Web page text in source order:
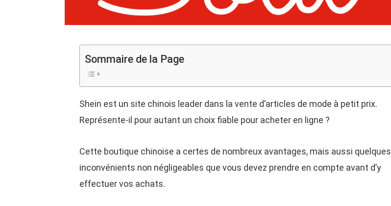
Sommaire de la Page
Shein est un site chinois leader dans la vente d’articles de mode à petit prix.
Représente-il pour autant un choix fiable pour acheter en ligne ?
Cette boutique chinoise a certes de nombreux avantages, mais aussi quelques
inconvénients non négligeables que vous devez prendre en compte avant d’y
effectuer vos achats.